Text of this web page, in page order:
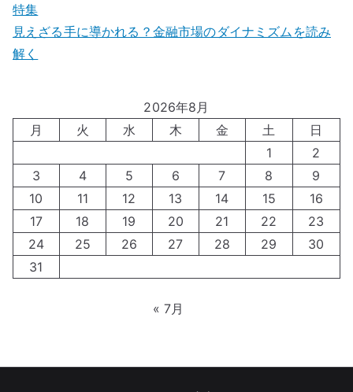
特集
見えざる手に導かれる？金融市場のダイナミズムを読み
解く
2026年8月
月
火 水 木 金 土
日
1
2
3
4 5 6 7 8
9
10
11 12 13 14 15
16
17
18 19 20 21 22
23
24
25 26 27 28 29
30
31
« 7月